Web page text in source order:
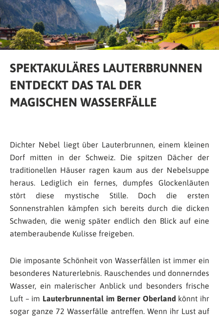
SPEKTAKULÄRES LAUTERBRUNNEN
ENTDECKT DAS TAL DER
MAGISCHEN WASSERFÄLLE
Dichter Nebel liegt über Lauterbrunnen, einem kleinen
Dorf mitten in der Schweiz. Die spitzen Dächer der
traditionellen Häuser ragen kaum aus der Nebelsuppe
heraus. Lediglich ein fernes, dumpfes Glockenläuten
stört diese mystische Stille. Doch die ersten
Sonnenstrahlen kämpfen sich bereits durch die dicken
Schwaden, die wenig später endlich den Blick auf eine
atemberaubende Kulisse freigeben.
Die imposante Schönheit von Wasserfällen ist immer ein
besonderes Naturerlebnis. Rauschendes und donnerndes
Wasser, ein malerischer Anblick und besonders frische
Luft – im Lauterbrunnental im Berner Oberland könnt ihr
sogar ganze 72 Wasserfälle antreffen. Wenn ihr Lust auf